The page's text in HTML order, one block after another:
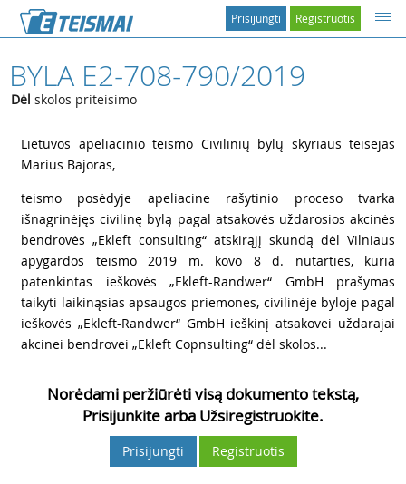
Registruotis
Prisijungti
BYLA E2-708-790/2019
Dėl skolos priteisimo
Lietuvos apeliacinio teismo Civilinių bylų skyriaus teisėjas
Marius Bajoras,
teismo posėdyje apeliacine rašytinio proceso tvarka
išnagrinėjęs civilinę bylą pagal atsakovės uždarosios akcinės
bendrovės „Ekleft consulting“ atskirąjį skundą dėl Vilniaus
apygardos teismo 2019 m. kovo 8 d. nutarties, kuria
patenkintas ieškovės „Ekleft-Randwer“ GmbH prašymas
taikyti laikinąsias apsaugos priemones, civilinėje byloje pagal
ieškovės „Ekleft-Randwer“ GmbH ieškinį atsakovei uždarajai
akcinei bendrovei „Ekleft Copnsulting“ dėl skolos...
Norėdami peržiūrėti visą dokumento tekstą,
Prisijunkite arba Užsiregistruokite.
Prisijungti Registruotis